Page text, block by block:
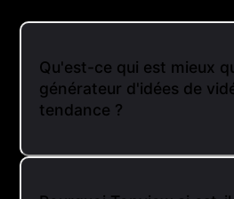
Qu'est-ce qui est mieux
générateur d'idées de
tendance ?